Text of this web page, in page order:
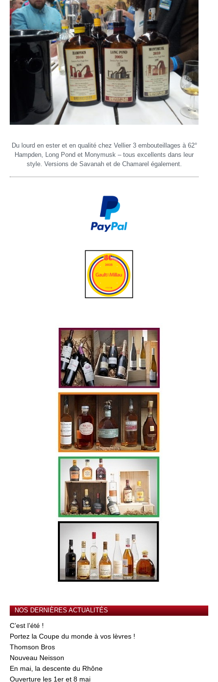
Du lourd en ester et en qualité chez Vellier 3 embouteillages à 62°
Hampden, Long Pond et Monymusk – tous excellents dans leur
style. Versions de Savanah et de Chamarel également.
NOS DERNIÈRES ACTUALITÉS
C’est l’été !
Portez la Coupe du monde à vos lèvres !
Thomson Bros
Nouveau Neisson
En mai, la descente du Rhône
Ouverture les 1er et 8 mai